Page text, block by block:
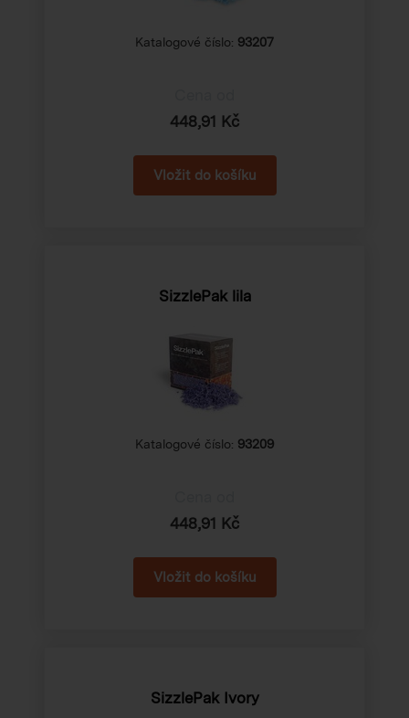
Katalogové číslo: 93207
448,91 Kč
SizzlePak lila
Katalogové číslo: 93209
448,91 Kč
SizzlePak Ivory